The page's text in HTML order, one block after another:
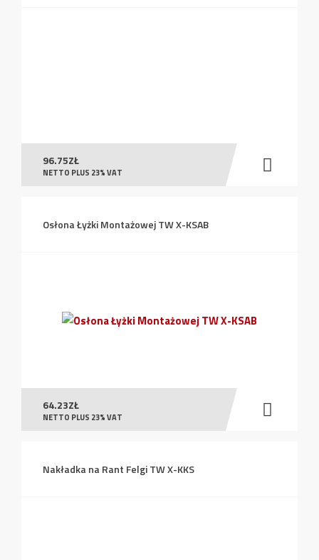
96.75ZŁ
NETTO PLUS 23% VAT
Osłona Łyżki Montażowej TW X-KSAB
64.23ZŁ
NETTO PLUS 23% VAT
Nakładka na Rant Felgi TW X-KKS